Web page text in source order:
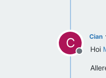
C
Offline
Cian
Hoi